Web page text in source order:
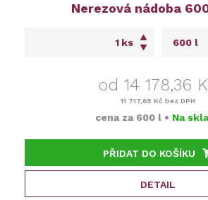
Nerezová nádoba
ks
od 14 178,36
11 717,65 Kč bez DPH
cena za 600 l • Na
PŘIDAT DO KOŠÍKU
DETAIL